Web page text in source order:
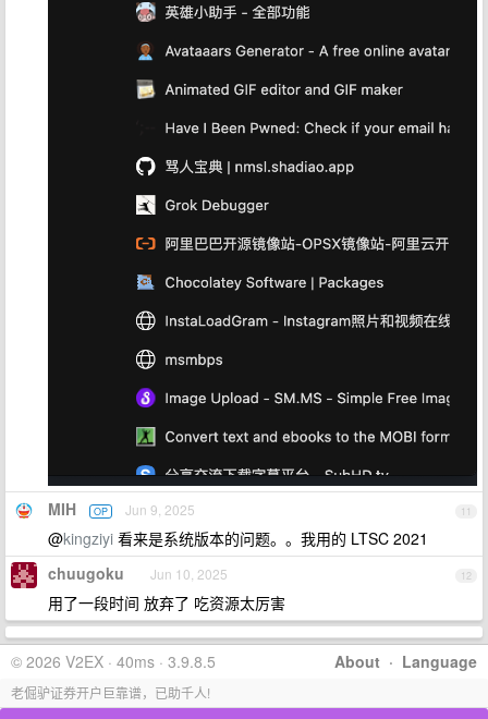
11
MIH OP Jun 9, 2025
@kingziyi 看来是系统版本的问题。。我用的 LTSC 2021
12
chuugoku Jun 10, 2025
用了一段时间 放弃了 吃资源太厉害
About · Language
© 2026 V2EX · 40ms · 3.9.8.5
老倔驴证券开户巨靠谱，已助千人!